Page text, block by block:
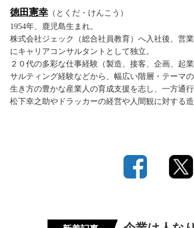
徳田憲幸 （とくだ・けんこう）
1954年、鹿児島生まれ。
株式会社ジェック（総合社員教育）へ入社後、営
にキャリアコンサルタントとして独立。
２０代の多彩な仕事経験（製造、接客、企画、起
サルティング経験などから、幅広い階層・テーマ
生き方の豊かな産業人の育成支援を志し、一方通
松下幸之助やドラッカーの経営や人間観に対する造